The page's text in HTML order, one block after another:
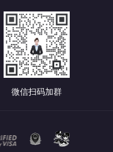
微信扫码加群